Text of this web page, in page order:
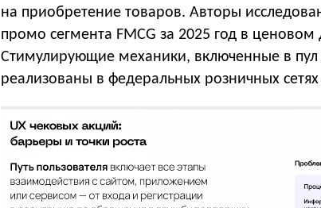
на приобретение товаров. Авторы
промо сегмента FMCG за 2025 год в
Стимулирующие механики, включенные в пул
реализованы в федеральных розничных